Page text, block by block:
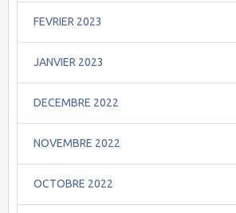
FEVRIER 2023
JANVIER 2023
DECEMBRE 2022
NOVEMBRE 2022
OCTOBRE 2022